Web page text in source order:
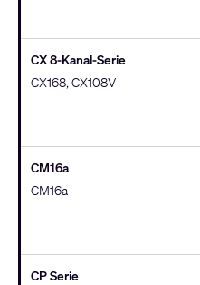
CX 8-Kanal-Serie
CX168, CX108V
CM16a
CM16a
CP Serie